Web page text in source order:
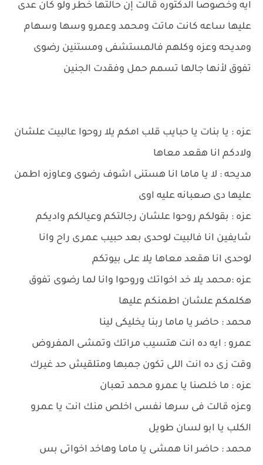
ايه وخصوصا الدكتوره قالت إن حالتها خطر ولو كان عدى
عليها ساعه كانت ماتت ومحمد وعمرو وسها وسهام
ومديحه وعزه وكلهم فالمستشفى ومستنين رضوى
تفوق لأنها جالها تسمم حمل وفقدت الجنين
عزه : يا بنات يا حبايب قلب امكم يلا روحوا عالبيت علشان
ولادكم انا هقعد معاها
مديحه : لا يا ماما انا هستنى اشوف رضوى وعاوزه اطمن
عليها دى صعبانه عليه اوى
عزه : بقولكم روحوا علشان رجالتكم وعيالكم واديكم
شايفين انا فالبيت لوحدى بعد حبيب عمرى راح وانا
لوحدى انا هقعد معاها يلا على بيوتكم
عزه :محمد يلا خد اخواتك وروحوا وانا لما رضوى تفوق
هكلمكم علشان اطمنكم عليها
محمد : حاضر يا ماما ربنا يخليكى لينا
عمرو : ايه ده انت هتسيب مراتك وتمشى المفروض
وقت زى ده انت اللى تكون جمبها ومتلقيش حد غيرك
عزه : ما خلصنا يا عمرو محمد تعبان
وعزه قالت فى سرها نفسى اخلص منك انت يا عمرو
الكلب يا ابو لسان طويل
محمد : حاضر انا همشى يا ماما وهاخد اخواتى بس